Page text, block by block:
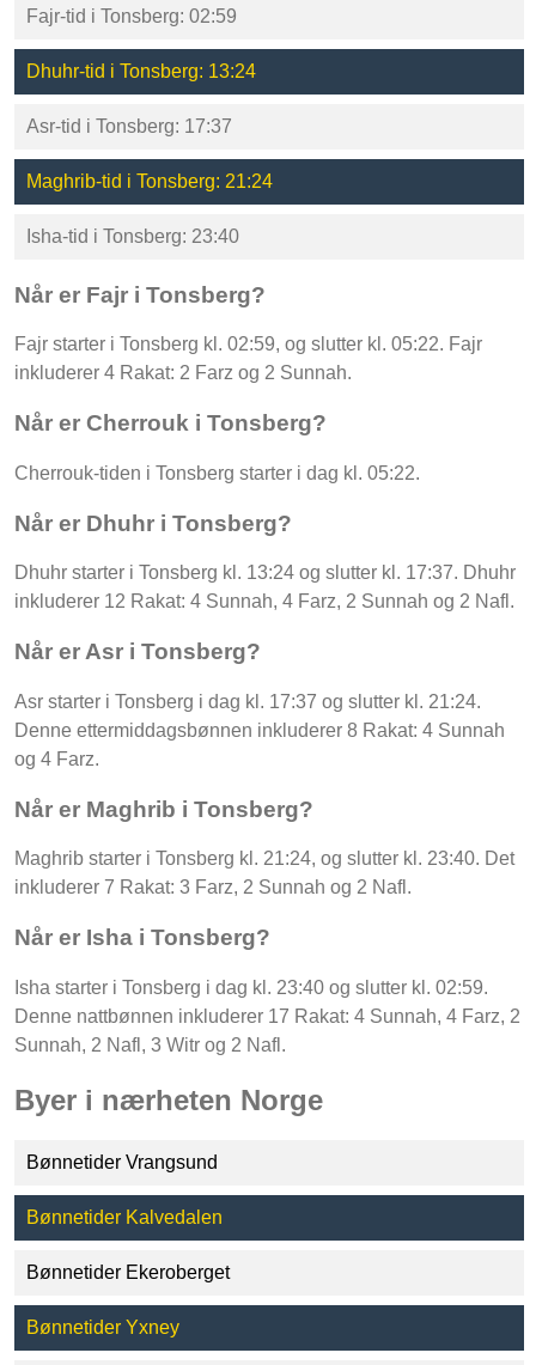
Fajr-tid i Tonsberg: 02:59
Dhuhr-tid i Tonsberg: 13:24
Asr-tid i Tonsberg: 17:37
Maghrib-tid i Tonsberg: 21:24
Isha-tid i Tonsberg: 23:40
Når er Fajr i Tonsberg?
Fajr starter i Tonsberg kl. 02:59, og slutter kl. 05:22. Fajr
inkluderer 4 Rakat: 2 Farz og 2 Sunnah.
Når er Cherrouk i Tonsberg?
Cherrouk-tiden i Tonsberg starter i dag kl. 05:22.
Når er Dhuhr i Tonsberg?
Dhuhr starter i Tonsberg kl. 13:24 og slutter kl. 17:37. Dhuhr
inkluderer 12 Rakat: 4 Sunnah, 4 Farz, 2 Sunnah og 2 Nafl.
Når er Asr i Tonsberg?
Asr starter i Tonsberg i dag kl. 17:37 og slutter kl. 21:24.
Denne ettermiddagsbønnen inkluderer 8 Rakat: 4 Sunnah
og 4 Farz.
Når er Maghrib i Tonsberg?
Maghrib starter i Tonsberg kl. 21:24, og slutter kl. 23:40. Det
inkluderer 7 Rakat: 3 Farz, 2 Sunnah og 2 Nafl.
Når er Isha i Tonsberg?
Isha starter i Tonsberg i dag kl. 23:40 og slutter kl. 02:59.
Denne nattbønnen inkluderer 17 Rakat: 4 Sunnah, 4 Farz, 2
Sunnah, 2 Nafl, 3 Witr og 2 Nafl.
Byer i nærheten Norge
Bønnetider Vrangsund
Bønnetider Kalvedalen
Bønnetider Ekeroberget
Bønnetider Yxney